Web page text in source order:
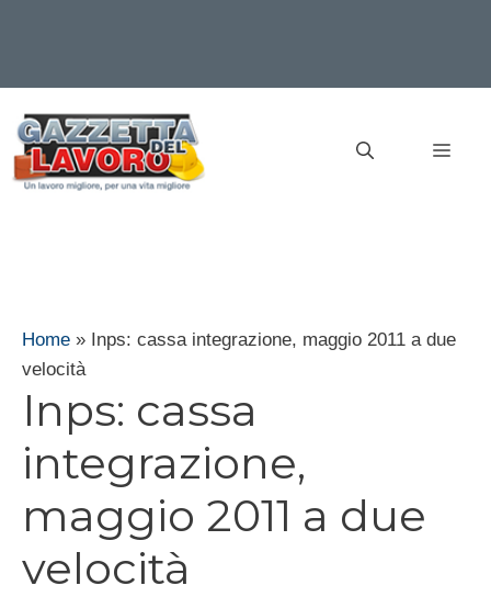
contenuto
Home » Inps: cassa integrazione, maggio 2011 a due
velocità
Inps: cassa
integrazione,
maggio 2011 a due
velocità